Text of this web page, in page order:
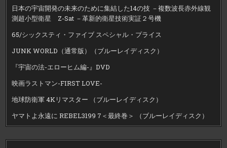
日本の宇宙開発の未来のために集結した14の技 －複数波長赤外線観
測超小型衛星 Z-Sat －革新的衛星技術実証２号機
65/シックスティ・ファイブ スペシャル・プライス
JUNK WORLD（通常版）（ブルーレイディスク）
『宇宙の法-エローヒム編-』DVD
映画ラストマン-FIRST LOVE-
地球防衛軍 4Kリマスター （ブルーレイディスク）
ヤマトよ永遠に REBEL3199 7＜最終巻＞ （ブルーレイディスク）